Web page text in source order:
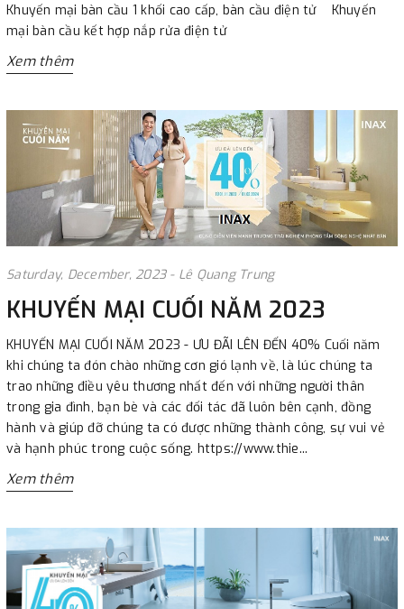
Khuyến mại bàn cầu 1 khối cao cấp, bàn cầu điện tử Khuyến
mại bàn cầu kết hợp nắp rửa điện tử
Xem thêm
Saturday, December, 2023 - Lê Quang Trung
KHUYẾN MẠI CUỐI NĂM 2023
KHUYẾN MẠI CUỐI NĂM 2023 - ƯU ĐÃI LÊN ĐẾN 40% Cuối năm
khi chúng ta đón chào những cơn gió lạnh về, là lúc chúng ta
trao những điều yêu thương nhất đến với những người thân
trong gia đình, bạn bè và các đối tác đã luôn bên cạnh, đồng
hành và giúp đỡ chúng ta có được những thành công, sự vui vẻ
và hạnh phúc trong cuộc sống. https://www.thie...
Xem thêm